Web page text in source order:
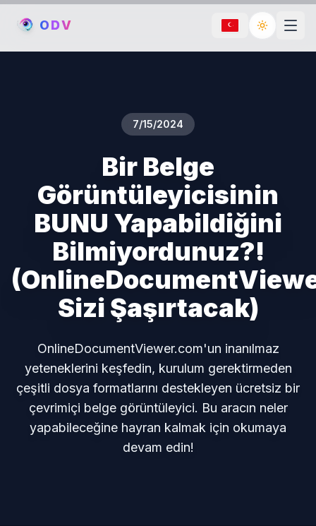
ODV Toggle
7/15/2024
Bir Belge
Görüntüleyicisinin
BUNU Yapabildiğini
Bilmiyordunuz?!
Sizi Şaşırtacak)
OnlineDocumentViewer.com'un inanılmaz
yeteneklerini keşfedin, kurulum gerektirmeden
çeşitli dosya formatlarını destekleyen ücretsiz bir
çevrimiçi belge görüntüleyici. Bu aracın neler
yapabileceğine hayran kalmak için okumaya
devam edin!